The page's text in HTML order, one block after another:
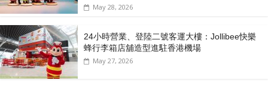
May 28, 2026
24小時營業、登陸二號客運大樓：Jollibee快樂
蜂行李箱店舖造型進駐香港機場
May 27, 2026